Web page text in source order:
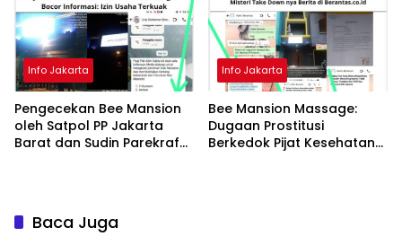
Info Jakarta
Pengecekan Bee Mansion
oleh Satpol PP Jakarta
Barat dan Sudin Parekraf
Info Jakarta
Bee Mansion Massage:
Dugaan Prostitusi
Berkedok Pijat Kesehatan
Baca Juga